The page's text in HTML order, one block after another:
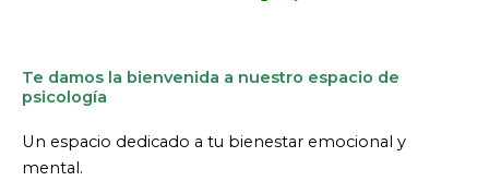
Un espacio dedicado a tu bienestar emocional y
mental.